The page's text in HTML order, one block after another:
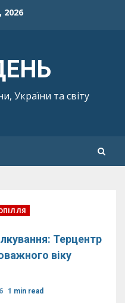
2026
України та світу
Терцентр
віку
1 min read